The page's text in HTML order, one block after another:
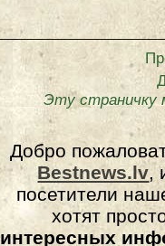
Эту страничку
Добро
Bestnews.lv,
посетители
хотят
интересных